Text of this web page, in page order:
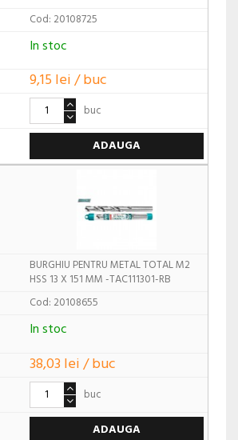
Cod: 20108725
In stoc
9,15 lei / buc
buc
ADAUGA
BURGHIU PENTRU METAL TOTAL M2
HSS 13 X 151 MM -TAC111301-RB
Cod: 20108655
In stoc
38,03 lei / buc
buc
ADAUGA